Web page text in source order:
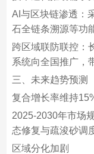
AI与区块链渗透‌：
石全链条溯源等功
跨区域联防联控‌：
系统向全国推广，
三、未来趋势预测
复合增长率维持
2025-2030年市场
态修复与疏浚砂调
区域分化加剧‌